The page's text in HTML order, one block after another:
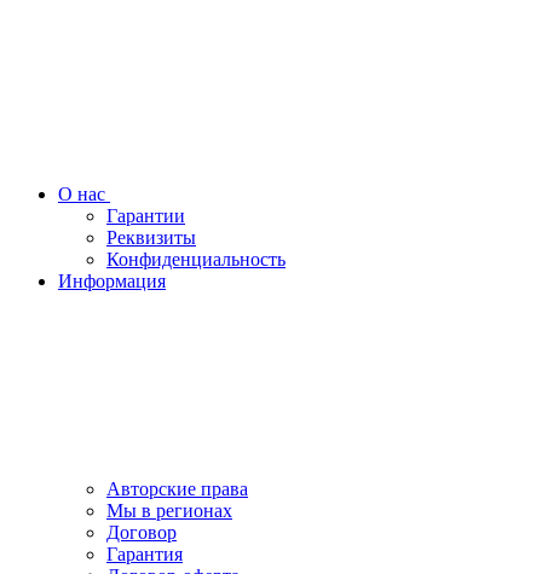
О нас
Гарантии
Реквизиты
Конфиденциальность
Информация
Авторские права
Мы в регионах
Договор
Гарантия